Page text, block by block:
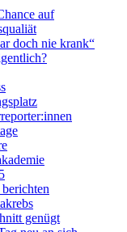
auf
doch nie krank“
genügt